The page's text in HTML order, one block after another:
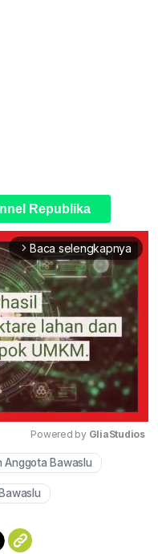
Republika
arrow_forward_ios Baca selengkapnya
Mute
Powered by GliaStudios
Anggota Bawaslu